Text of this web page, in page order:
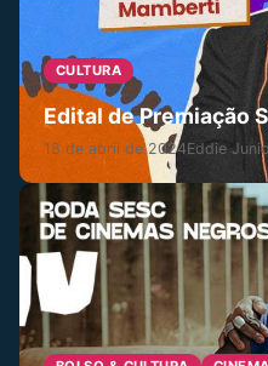
CULTURA
Edital de Premiação
18 de abril de 2024Eddie